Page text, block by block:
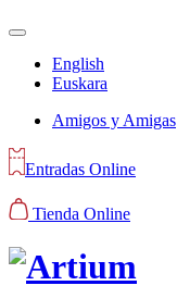
English
Euskara
Amigos y Amigas
Entradas Online
Tienda Online